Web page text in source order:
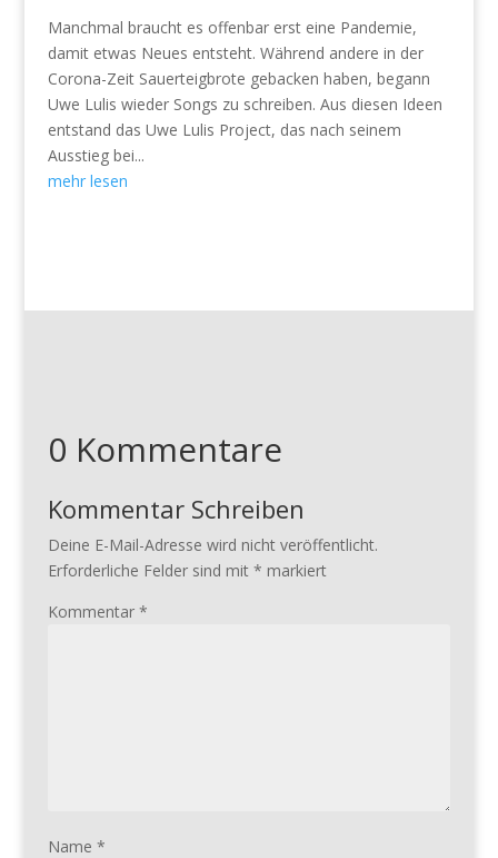
Manchmal braucht es offenbar erst eine Pandemie,
damit etwas Neues entsteht. Während andere in der
Corona-Zeit Sauerteigbrote gebacken haben, begann
Uwe Lulis wieder Songs zu schreiben. Aus diesen Ideen
entstand das Uwe Lulis Project, das nach seinem
Ausstieg bei...
mehr lesen
0 Kommentare
Kommentar Schreiben
Deine E-Mail-Adresse wird nicht veröffentlicht.
Erforderliche Felder sind mit * markiert
Kommentar *
Name *